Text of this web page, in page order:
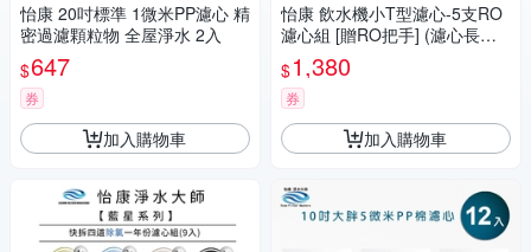
怡康 20吋標準 1微米PP濾心 精
密過濾顆粒物 全屋淨水 2入
$647
券
加入購物車
怡康 飲水機小T型濾心-5支RO
濾心組 [贈RO把手] (濾心長度2
5cm款)
$1,380
券
加入購物車